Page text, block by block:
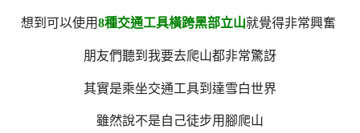
想到可以使用8種交通工具橫跨黑部立山就覺得非常興奮
朋友們聽到我要去爬山都非常驚訝
其實是乘坐交通工具到達雪白世界
雖然說不是自己徒步用腳爬山